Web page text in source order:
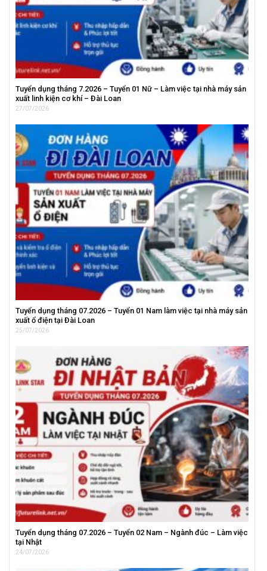
Tuyển dụng tháng 7.2026 – Tuyển 01 Nữ – Làm việc tại nhà máy sản
xuất linh kiện cơ khí – Đài Loan
27/07/2026
Tuyển dụng tháng 07.2026 – Tuyển 01 Nam làm việc tại nhà máy sản
xuất ổ điện tại Đài Loan
25/07/2026
Tuyển dụng tháng 07.2026 – Tuyển 02 Nam – Ngành đúc – Làm việc
tại Nhật
24/07/2026